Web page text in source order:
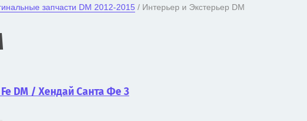
запчасти DM 2012-2015 / Интерьер и Экстерьер DM
DM / Хендай Санта Фе 3